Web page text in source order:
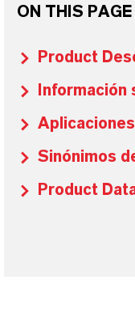
ON THIS PAGE
Product
Sinónimos
Product